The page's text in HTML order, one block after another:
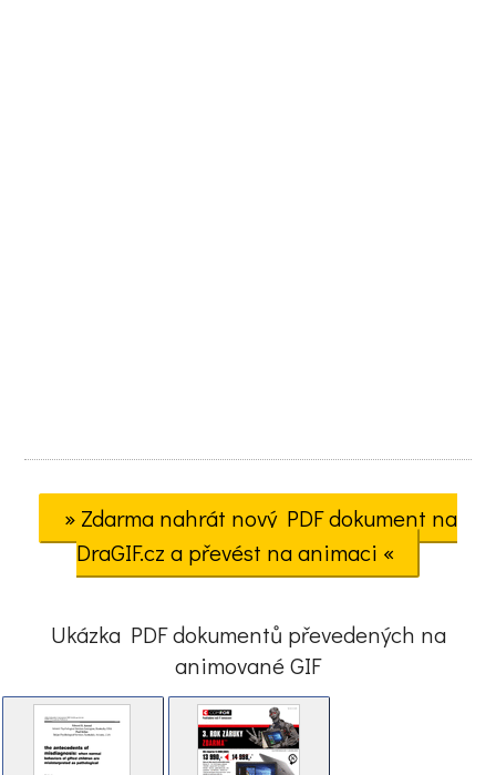
» Zdarma nahrát nový PDF dokument na
DraGIF.cz a převést na animaci «
Ukázka PDF dokumentů převedených na
animované GIF